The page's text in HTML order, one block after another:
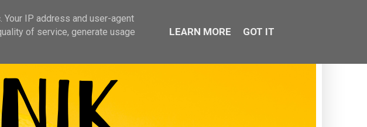
IP address and user-agent
of service, generate usage
LEARN MORE GOT IT